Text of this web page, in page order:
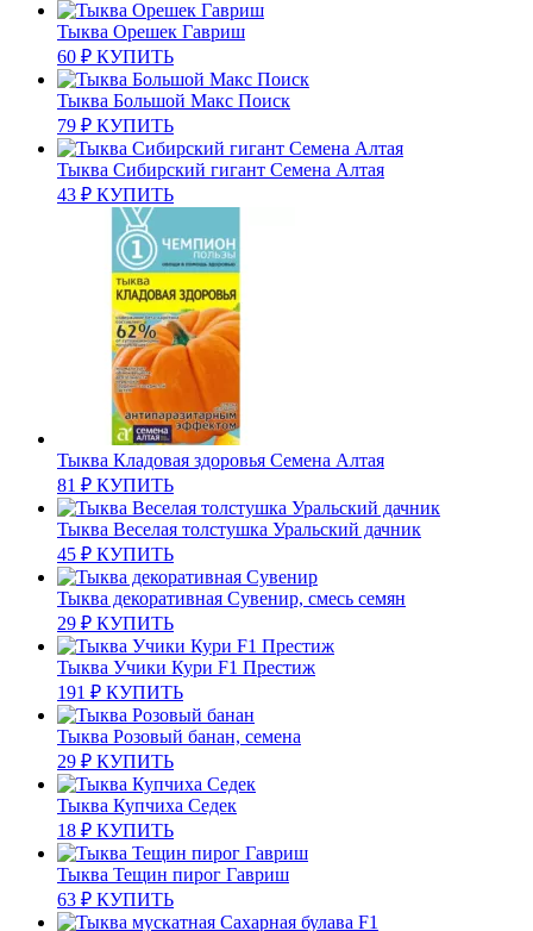
Тыква Орешек Гавриш
60 ₽ КУПИТЬ
Тыква Большой Макс Поиск
79 ₽ КУПИТЬ
Тыква Сибирский гигант Семена Алтая
43 ₽ КУПИТЬ
Тыква Кладовая здоровья Семена Алтая
81 ₽ КУПИТЬ
Тыква Веселая толстушка Уральский дачник
45 ₽ КУПИТЬ
Тыква декоративная Сувенир, смесь семян
29 ₽ КУПИТЬ
Тыква Учики Кури F1 Престиж
191 ₽ КУПИТЬ
Тыква Розовый банан, семена
29 ₽ КУПИТЬ
Тыква Купчиха Седек
18 ₽ КУПИТЬ
Тыква Тещин пирог Гавриш
63 ₽ КУПИТЬ